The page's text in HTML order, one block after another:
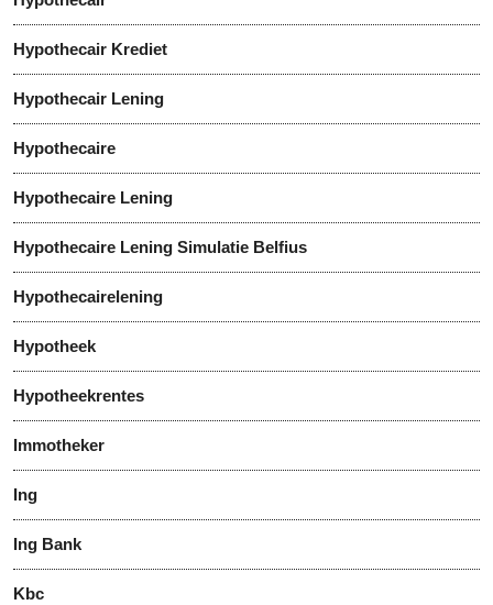
Hypothecair Krediet
Hypothecair Lening
Hypothecaire
Hypothecaire Lening
Hypothecaire Lening Simulatie Belfius
Hypothecairelening
Hypotheek
Hypotheekrentes
Immotheker
Ing
Ing Bank
Kbc